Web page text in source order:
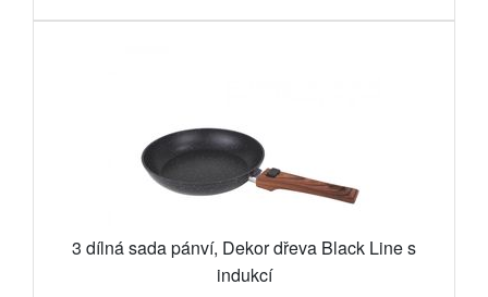
3 dílná sada pánví, Dekor dřeva Black Line s
indukcí